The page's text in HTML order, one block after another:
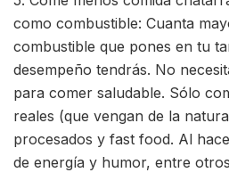
como combustible: Cuanta
combustible que pones en tu
desempeño tendrás. No
para comer saludable. Sólo
reales (que vengan de la
procesados y fast food. Al
de energía y humor, entre